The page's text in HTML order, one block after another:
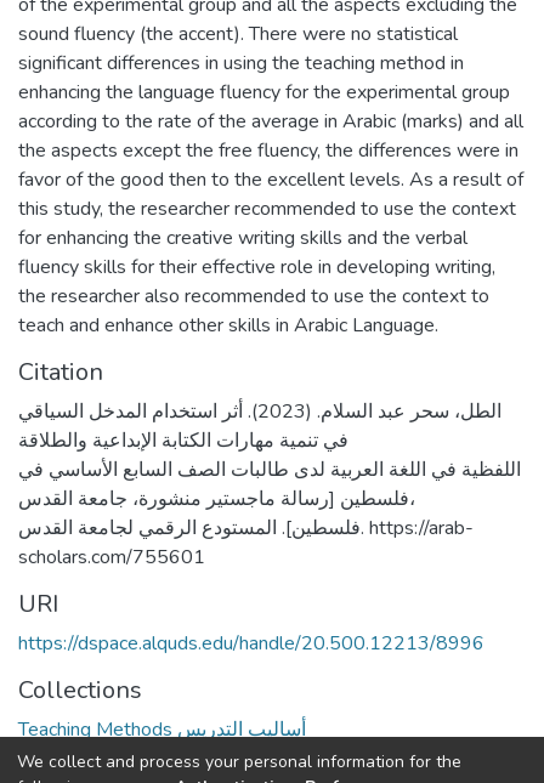
sound fluency (the accent). There were no statistical
significant differences in using the teaching method in
enhancing the language fluency for the experimental group
according to the rate of the average in Arabic (marks) and all
the aspects except the free fluency, the differences were in
favor of the good then to the excellent levels. As a result of
this study, the researcher recommended to use the context
for enhancing the creative writing skills and the verbal
fluency skills for their effective role in developing writing,
the researcher also recommended to use the context to
teach and enhance other skills in Arabic Language.
Citation
الطل، سحر عبد السلام. (2023). أثر استخدام المدخل السياقي
في تنمية مهارات الكتابة الإبداعية والطلاقة
اللفظية في اللغة العربية لدى طالبات الصف السابع الأساسي في
فلسطين [رسالة ماجستير منشورة، جامعة القدس،
فلسطين]. المستودع الرقمي لجامعة القدس. https://arab-
scholars.com/755601
URI
https://dspace.alquds.edu/handle/20.500.12213/8996
Collections
Teaching Methods أساليب التدريس
We collect and process your personal information for the